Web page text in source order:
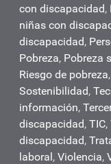
con discapacidad,
niñas con
discapacidad,
Pobreza, Pobreza
Riesgo de pobreza,
Sostenibilidad,
información,
discapacidad, TIC,
discapacidad,
laboral , Violencia,